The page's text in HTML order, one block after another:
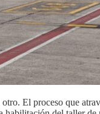
El proceso que